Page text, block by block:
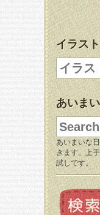
イラス
あいま
あいまいな
きます。上
試しです。